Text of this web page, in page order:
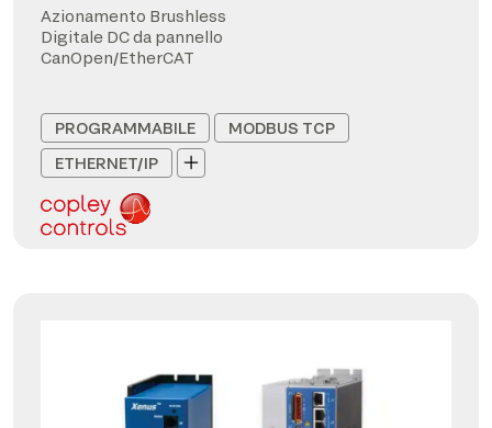
Azionamento Brushless
Digitale DC da pannello
CanOpen/EtherCAT
PROGRAMMABILE
MODBUS TCP
ETHERNET/IP